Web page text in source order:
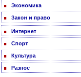
Экономика
Закон и право
Интернет
Спорт
Культура
Разное